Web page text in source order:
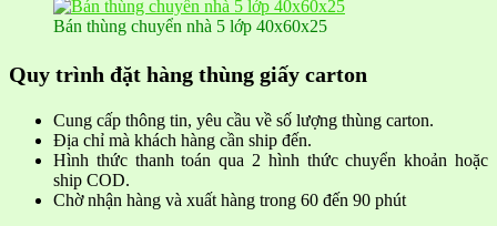
Bán thùng chuyển nhà 5 lớp 40x60x25
Quy trình đặt hàng thùng giấy carton
Cung cấp thông tin, yêu cầu về số lượng thùng carton.
Địa chỉ mà khách hàng cần ship đến.
Hình thức thanh toán qua 2 hình thức chuyển khoản hoặc
ship COD.
Chờ nhận hàng và xuất hàng trong 60 đến 90 phút